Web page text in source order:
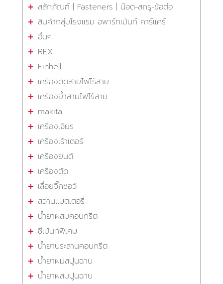
สลักภัณฑ์ | Fasteners | น๊อต-สกรู-ข้อต่อ
สินค้ากลุ่มโรงแรม อพาร์ทเม้นท์ คาร์แคร์
อื่นๆ
REX
Einhell
เครื่องตัดสายไฟไร้สาย
เครื่องย้ำสายไฟไร้สาย
makita
เครื่องเจียร
เครื่องเร้าเตอร์
เครื่องยนต์
เครื่องตัด
เลื่อยจิ๊กซอว์
สว่านแบตเตอรี่
น้ำยาผสมคอนกรีต
ซีเม้นท์พิเศษ
น้ำยาประสานคอนกรีต
น้ำยาผมสปูนฉาบ
น้ำยาผสมปูนฉาบ